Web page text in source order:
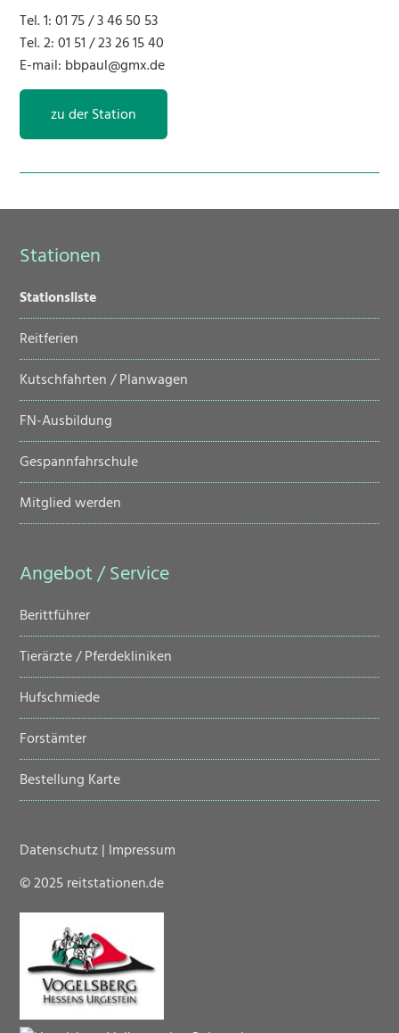
Tel. 1: 01 75 / 3 46 50 53
Tel. 2: 01 51 / 23 26 15 40
E-mail: bbpaul@gmx.de
zu der Station
Stationen
Navigation
überspringen
Stationsliste
Reitferien
Kutschfahrten / Planwagen
FN-Ausbildung
Gespannfahrschule
Mitglied werden
Angebot / Service
Navigation
überspringen
Berittführer
Tierärzte / Pferdekliniken
Hufschmiede
Forstämter
Bestellung Karte
Datenschutz| Impressum
© 2025 reitstationen.de